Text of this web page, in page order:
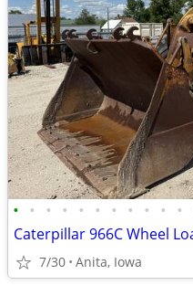
• • • • • • • • • • •
7/30 Anita, Iowa